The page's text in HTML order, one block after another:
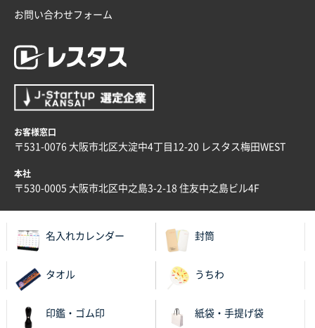
兵庫県のお客様
2025年12月02日 23:00
ロゴが入れられること
大阪府E社様
2025年11月28日 15:13
他部署のスタッフからの指示
兵庫県S社様
以前発注しているので、データが残っている点が良か
2025年11月25日 16:41
お問い合わせフォーム
お客様窓口
〒531-0076 大阪市北区大淀中4丁目12-20 レスタス梅田WEST
本社
〒530-0005 大阪市北区中之島3-2-18 住友中之島ビル4F
名入れカレンダー 封筒
タオル うちわ
印鑑・ゴム印 紙袋・手提げ袋